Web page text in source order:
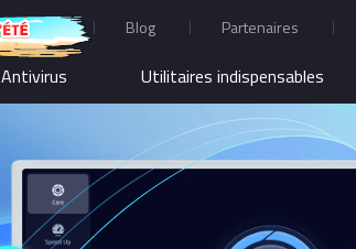
Blog Partenaires
Antivirus Utilitaires indispensables